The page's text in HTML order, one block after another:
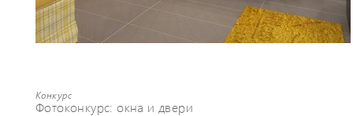
Конкурс
Фотоконкурс: окна и двери